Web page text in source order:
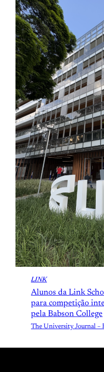
LINK
Alunos da Link
para competição
pela Babson College
The University Journal –